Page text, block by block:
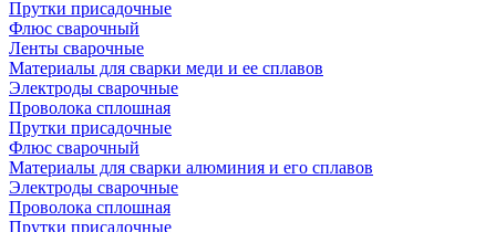
Прутки присадочные
Флюс сварочный
Ленты сварочные
Материалы для сварки меди и ее сплавов
Электроды сварочные
Проволока сплошная
Прутки присадочные
Флюс сварочный
Материалы для сварки алюминия и его сплавов
Электроды сварочные
Проволока сплошная
Прутки присадочные